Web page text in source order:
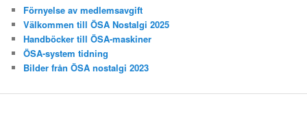
Förnyelse av medlemsavgift
Välkommen till ÖSA Nostalgi 2025
Handböcker till ÖSA-maskiner
ÖSA-system tidning
Bilder från ÖSA nostalgi 2023